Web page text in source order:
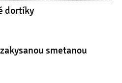
dortíky
smetanou